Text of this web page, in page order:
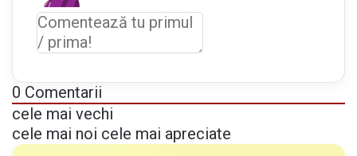
t
r
u
m
e
n
0 Comentarii
cele mai vechi
cele mai noi cele mai apreciate